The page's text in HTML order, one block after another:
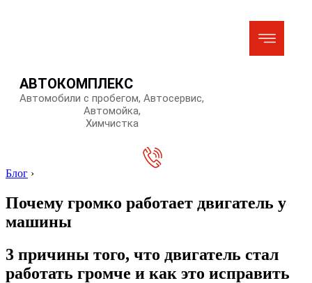
АВТОКОМПЛЕКС
Автомобили с пробегом, Автосервис,
Автомойка,
Химчистка
Блог ›
Почему громко работает двигатель у
машины
3 причины того, что двигатель стал
работать громче и как это исправить